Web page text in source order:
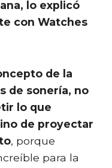
lo explicó
con Watches
de la
de sonería, no
lo que
de proyectar
, porque
para la